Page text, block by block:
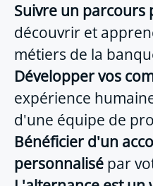
Suivre un parcours
découvrir et
métiers de la
Développer vos
expérience
d'une équipe de
Bénéficier d'un
personnalisé par